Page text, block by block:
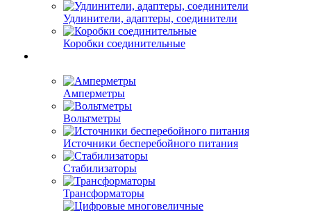
Удлинители, адаптеры, соединители
Коробки соединительные
Амперметры
Вольтметры
Источники бесперебойного питания
Стабилизаторы
Трансформаторы